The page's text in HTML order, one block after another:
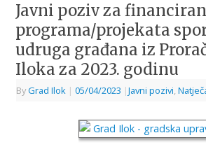
Javni poziv za
programa/projekata
udruga građana iz
Iloka za 2023. godinu
ByGrad Ilok | 05/04/2023 |Javni pozivi,